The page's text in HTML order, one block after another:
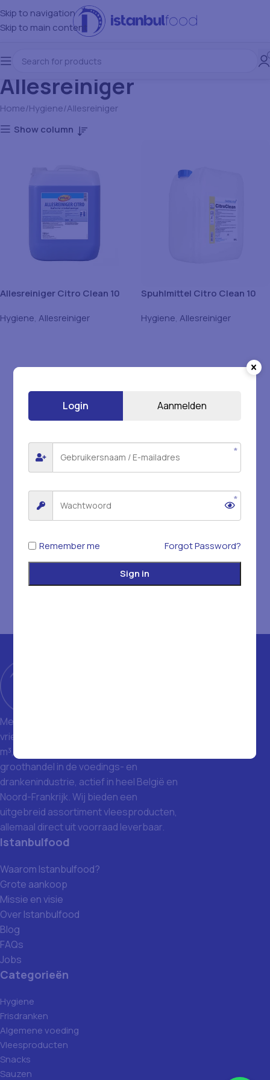
Skip to navigation
Skip to main content
Allesreiniger
Home Hygiene Allesreiniger
Show column
Allesreiniger Citro Clean 10
Hygiene, Allesreiniger
Spuhlmittel Citro Clean 10
Hygiene, Allesreiniger
Met een magazijn van 1400 m² en
vriezers met een totale inhoud van 1500
m³, zijn we een toonaangevende
groothandel in de voedings- en
drankenindustrie, actief in heel België en
Noord-Frankrijk. Wij bieden een
uitgebreid assortiment vleesproducten,
allemaal direct uit voorraad leverbaar.
Istanbulfood
Waarom Istanbulfood?
Grote aankoop
Missie en visie
Over Istanbulfood
Blog
FAQs
Jobs
Categorieën
Hygiene
Frisdranken
Algemene voeding
Vleesproducten
Snacks
Sauzen
Login Aanmelden
Remember me Forgot Password?
Sign in